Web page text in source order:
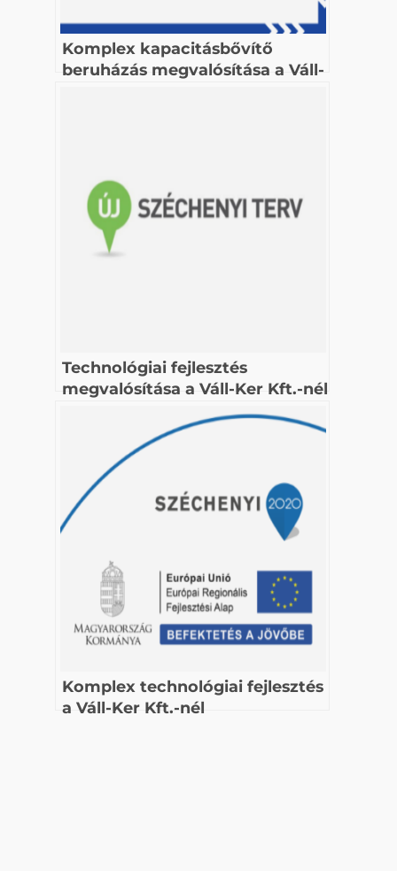
Komplex kapacitásbővítő
beruházás megvalósítása a Váll-
Technológiai fejlesztés
megvalósítása a Váll-Ker Kft.-nél
Komplex technológiai fejlesztés
a Váll-Ker Kft.-nél